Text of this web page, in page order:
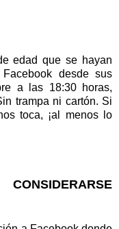
edad que se hayan
desde sus
a las 18:30 horas,
trampa ni cartón. Si
toca, ¡al menos lo